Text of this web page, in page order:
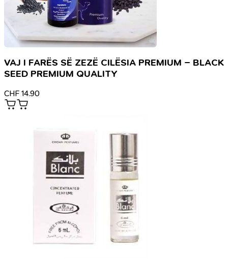
VAJ I FARËS SË ZEZË CILËSIA PREMIUM – BLACK
SEED PREMIUM QUALITY
CHF 14.90